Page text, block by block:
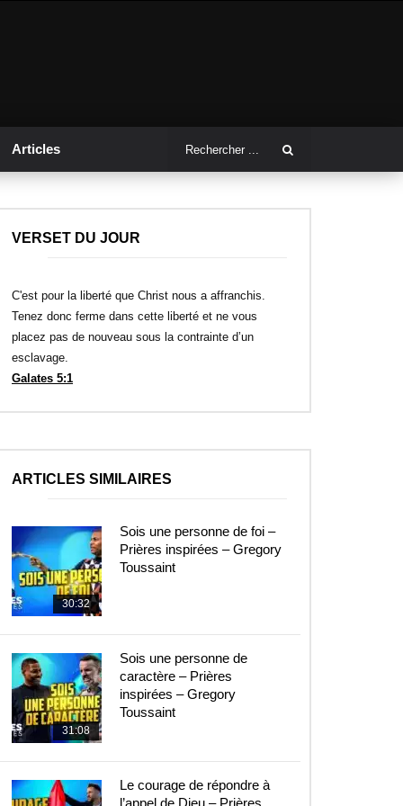
Articles
VERSET DU JOUR
C'est pour la liberté que Christ nous a affranchis.
Tenez donc ferme dans cette liberté et ne vous
placez pas de nouveau sous la contrainte d’un
esclavage.
Galates 5:1
ARTICLES SIMILAIRES
30:32
Sois une personne de foi –
Prières inspirées – Gregory
Toussaint
31:08
Sois une personne de
caractère – Prières
inspirées – Gregory
Toussaint
Le courage de répondre à
l’appel de Dieu – Prières